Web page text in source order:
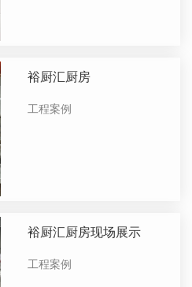
裕厨汇厨房
工程案例
裕厨汇厨房现场展示
工程案例